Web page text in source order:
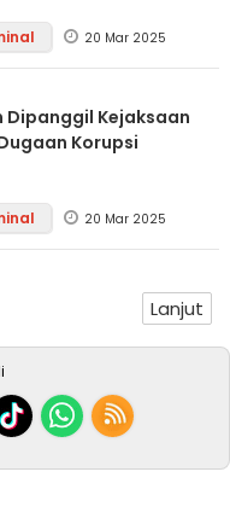
20 Mar 2025
Dipanggil Kejaksaan
Korupsi
20 Mar 2025
Lanjut